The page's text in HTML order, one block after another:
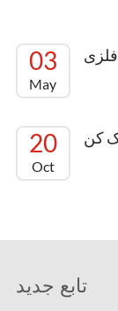
03
May
20
Oct
کن
تابع جدید